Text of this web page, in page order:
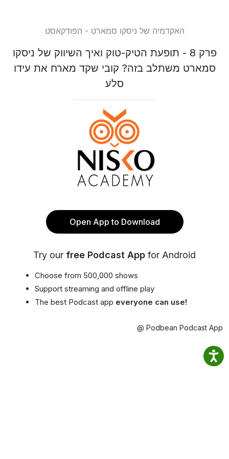
האקדמיה של ניסקו סמארט - הפודקאסט
פרק 8 - תופעת הטיק-טוק ואיך השיווק של ניסקו
סמארט משתלב בזה? קובי שקד מארח את עידו
סלע
Open App to Download
Try our free Podcast App for Android
Choose from 500,000 shows
Support streaming and offline play
The best Podcast app everyone can use!
@ Podbean Podcast App